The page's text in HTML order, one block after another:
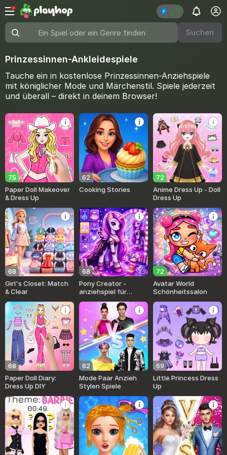
Ein Spiel oder ein Genre finden Suchen
Prinzessinnen-Ankleidespiele
Tauche ein in kostenlose Prinzessinnen-Anziehspiele
mit königlicher Mode und Märchenstil. Spiele jederzeit
und überall – direkt in deinem Browser!
75
Paper Doll Makeover
& Dress Up
62
Cooking Stories
72
Anime Dress Up - Doll
Dress Up
68
Girl's Closet: Match
& Clear
68
Pony Creator -
anziehspiel für
72
Avatar World
Schönheitssalon
68
Paper Doll Diary:
Dress Up DIY
62
Mode Paar Anzieh
Stylen Spiele
69
Little Princess Dress
Up